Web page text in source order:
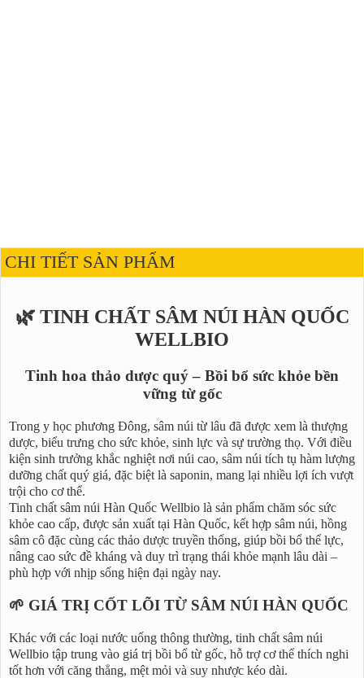
CHI TIẾT SẢN PHẨM
🌿 TINH CHẤT SÂM NÚI HÀN QUỐC
WELLBIO
Tinh hoa thảo dược quý – Bồi bổ sức khỏe bền
vững từ gốc
Trong y học phương Đông, sâm núi từ lâu đã được xem là thượng
dược, biểu trưng cho sức khỏe, sinh lực và sự trường thọ. Với điều
kiện sinh trưởng khắc nghiệt nơi núi cao, sâm núi tích tụ hàm lượng
dưỡng chất quý giá, đặc biệt là saponin, mang lại nhiều lợi ích vượt
trội cho cơ thể.
Tinh chất sâm núi Hàn Quốc Wellbio là sản phẩm chăm sóc sức
khỏe cao cấp, được sản xuất tại Hàn Quốc, kết hợp sâm núi, hồng
sâm cô đặc cùng các thảo dược truyền thống, giúp bồi bổ thể lực,
nâng cao sức đề kháng và duy trì trạng thái khỏe mạnh lâu dài –
phù hợp với nhịp sống hiện đại ngày nay.
🌱 GIÁ TRỊ CỐT LÕI TỪ SÂM NÚI HÀN QUỐC
Khác với các loại nước uống thông thường, tinh chất sâm núi
Wellbio tập trung vào giá trị bồi bổ từ gốc, hỗ trợ cơ thể thích nghi
tốt hơn với căng thẳng, mệt mỏi và suy nhược kéo dài.